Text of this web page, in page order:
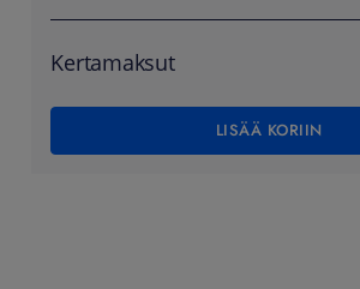
Kertamaksut
LISÄÄ KORIIN